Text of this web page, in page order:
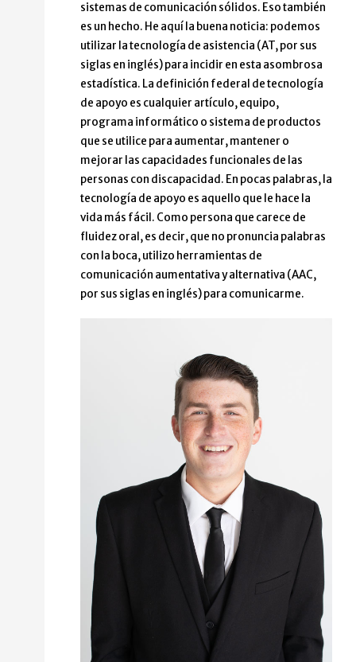
sistemas de comunicación sólidos. Eso también
es un hecho. He aquí la buena noticia: podemos
utilizar la tecnología de asistencia (AT, por sus
siglas en inglés) para incidir en esta asombrosa
estadística. La definición federal de tecnología
de apoyo es cualquier artículo, equipo,
programa informático o sistema de productos
que se utilice para aumentar, mantener o
mejorar las capacidades funcionales de las
personas con discapacidad. En pocas palabras, la
tecnología de apoyo es aquello que le hace la
vida más fácil. Como persona que carece de
fluidez oral, es decir, que no pronuncia palabras
con la boca, utilizo herramientas de
comunicación aumentativa y alternativa (AAC,
por sus siglas en inglés) para comunicarme.